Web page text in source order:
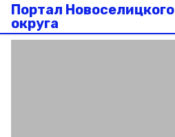
Портал Новоселицкого
округа